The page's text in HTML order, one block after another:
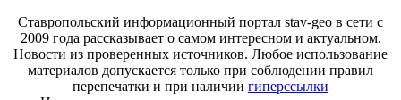
Ставропольский информационный портал stav-geo в сети с
2009 года рассказывает о самом интересном и актуальном.
Новости из проверенных источников. Любое использование
материалов допускается только при соблюдении правил
перепечатки и при наличии гиперссылки